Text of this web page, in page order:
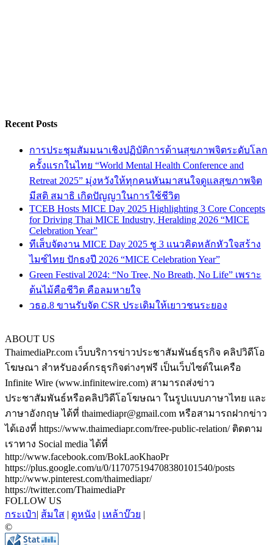
Recent Posts
การประชุมสัมมนาเชิงปฏิบัติการด้านสุขภาพจิตระดับโลก
ครั้งแรกในไทย “World Mental Health Conference and
Retreat 2025” มุ่งหวังให้ทุกคนหันมาสนใจดูแลสุขภาพจิต
มีสติ สมาธิ เกิดปัญญาในการใช้ชีวิต
TCEB Hosts MICE Day 2025 Highlighting 3 Core Concepts
for Driving Thai MICE Industry, Heralding 2026 “MICE
Celebration Year”
ทีเส็บจัดงาน MICE Day 2025 ชู 3 แนวคิดหลักหัวใจสร้าง
ไมซ์ไทย ปักธงปี 2026 “MICE Celebration Year”
Green Festival 2024: “No Tree, No Breath, No Life” เพราะ
ต้นไม้คือชีวิต คือลมหายใจ
วธอ.8 ขานรับจัด CSR ประเดิมให้เยาวชนระยอง
ABOUT US
ThaimediaPr.com เว็บบริการข่าวประชาสัมพันธ์ธุรกิจ คลิปวิดีโอ
โฆษณา สำหรับองค์กรธุรกิจต่างๆฟรี เป็นเว็บไซต์ในเครือ
Infinite Wire (www.infinitewire.com) สามารถส่งข่าว
ประชาสัมพันธ์หรือคลิปวิดีโอโฆษณา ในรูปแบบภาษาไทย และ
ภาษาอังกฤษ ได้ที่ thaimediapr@gmail.com หรือสามารถฝากข่าว
ได้เองที่ https://www.thaimediapr.com/free-public-relation/ ติดตาม
เราทาง Social media ได้ที่
http://www.facebook.com/BokLaoKhaoPr
https://plus.google.com/u/0/117075194708380101540/posts
http://www.pinterest.com/thaimediapr/
https://twitter.com/ThaimediaPr
FOLLOW US
กระเป๋า| ส้มใส | ดูหนัง | เหล้าบ๊วย |
©